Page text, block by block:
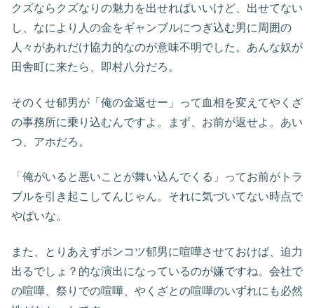
クズならクズなりの魅力を出せればいいけど、出せてない
し、なにより人の金をギャンブルにつぎ込む男に周囲の
人々があれだけ協力的なのが意味不明でした。あんな奴が
田舎町に来たら、即村八分だろ。
そのくせ郁男が「俺の金返せー」って血相を変えてやくざ
の事務所に乗り込むんですよ。まず、お前が返せよ。あい
つ、アホだろ。
「俺がいると悪いことが舞い込んでくる」ってお前がトラ
ブルを引き起こしてんじゃん。それに気づいてない時点で
やばいな。
また、とりあえずポンコツ郁男に喧嘩させておけば、迫力
出るでしょ？的な演出になっているのが嫌ですね。会社で
の喧嘩、祭りでの喧嘩、やくざとの喧嘩のいずれにも必然